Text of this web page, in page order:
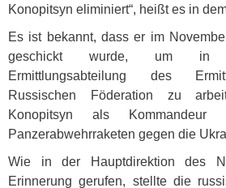
Konopitsyn eliminiert“, heißt es in
Es ist bekannt, dass er im
geschickt wurde, um in
Ermittlungsabteilung des
Russischen Föderation zu
Konopitsyn als
Panzerabwehrraketen gegen die
Wie in der Hauptdirektion des
Erinnerung gerufen, stellte die